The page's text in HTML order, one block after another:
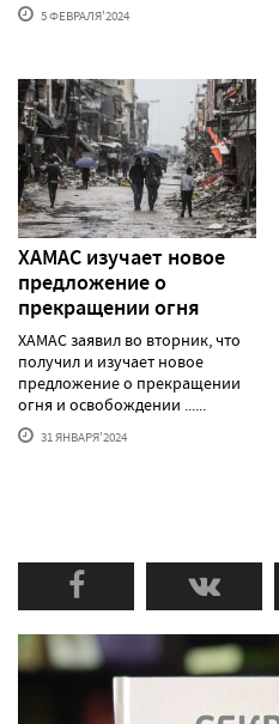
5 ФЕВРАЛЯ'2024
ХАМАС изучает новое
предложение о
прекращении огня
ХАМАС заявил во вторник, что
получил и изучает новое
предложение о прекращении
огня и освобождении ......
31 ЯНВАРЯ'2024